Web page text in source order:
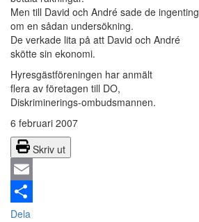
Men till David och André sade de ingenting
om en sådan undersökning.
De verkade lita på att David och André
skötte sin ekonomi.
Hyresgästföreningen har anmält
flera av företagen till DO,
Diskriminerings-ombudsmannen.
6 februari 2007
Skriv ut
Email
Dela